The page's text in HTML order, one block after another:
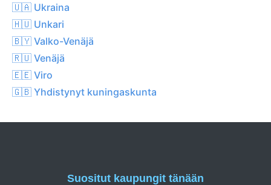
🇺🇦 Ukraina
🇭🇺 Unkari
🇧🇾 Valko-Venäjä
🇷🇺 Venäjä
🇪🇪 Viro
🇬🇧 Yhdistynyt kuningaskunta
Suositut kaupungit tänään